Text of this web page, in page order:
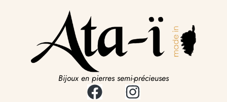
Bijoux en pierres semi-précieuses